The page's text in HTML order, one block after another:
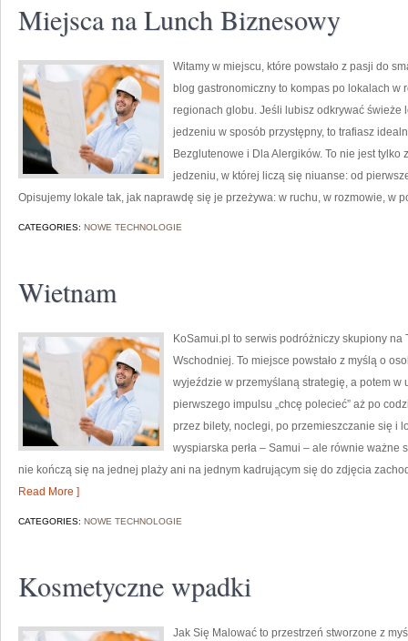
Miejsca na Lunch Biznesowy
Witamy w miejscu, które powstało z pasji do
blog gastronomiczny to kompas po lokalach w
regionach globu. Jeśli lubisz odkrywać świeże
jedzeniu w sposób przystępny, to trafiasz
Bezglutenowe i Dla Alergików. To nie jest tylko
jedzeniu, w której liczą się niuanse: od
Opisujemy lokale tak, jak naprawdę się je przeżywa: w ruchu, w rozmowie, w
CATEGORIES: NOWE TECHNOLOGIE
Wietnam
KoSamui.pl to serwis podróżniczy skupiony na
Wschodniej. To miejsce powstało z myślą o
wyjeździe w przemyślaną strategię, a potem
pierwszego impulsu „chcę polecieć” aż po
przez bilety, noclegi, po przemieszczanie się i
wyspiarska perła – Samui – ale równie ważne
nie kończą się na jednej plaży ani na jednym kadrującym się do zdjęcia
Read More ]
CATEGORIES: NOWE TECHNOLOGIE
Kosmetyczne wpadki
Jak Się Malować to przestrzeń stworzone z